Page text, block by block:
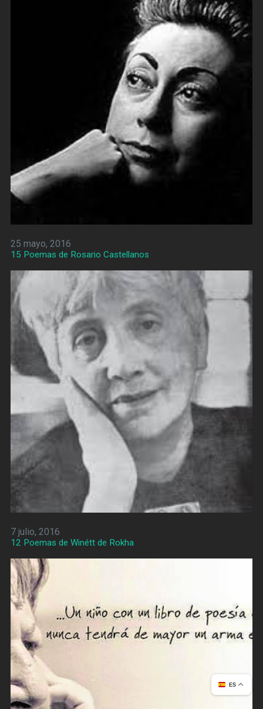
25 mayo, 2016
15 Poemas de Rosario Castellanos
7 julio, 2016
12 Poemas de Winétt de Rokha
ES